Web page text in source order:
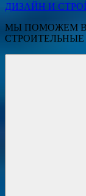
ДИЗАЙН И
МЫ ПОМОЖЕМ